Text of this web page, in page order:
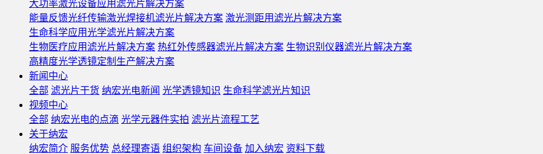
大功率激光设备应用滤光片解决方案
能量反馈光纤传输激光焊接机滤光片解决方案 激光测距用滤光片解决方案
生命科学应用光学滤光片解决方案
生物医疗应用滤光片解决方案 热红外传感器滤光片解决方案 生物识别仪器滤光片解决方案
高精度光学透镜定制生产解决方案
新闻中心
全部 滤光片干货 纳宏光电新闻 光学透镜知识 生命科学滤光片知识
视频中心
全部 纳宏光电的点滴 光学元器件实拍 滤光片流程工艺
关于纳宏
纳宏简介 服务优势 总经理寄语 组织架构 车间设备 加入纳宏 资料下载